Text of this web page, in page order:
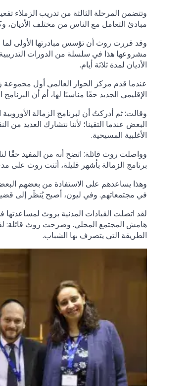
وتتضمن المرحلة الثالثة من تدريب الزملاء
مبادئ التعامل مع الناس من مختلف الأديان،
وقد قررت روث أن تؤسس مبادرتها الأولى لما
مشروعها هذا في سلسلة من الدورات
الأديان لمدة ثلاثة أيام.
الإقليمي الجديد حقًا مناسبًا لها، أم أن
وقالت: ثم أدركتُ أن لبرنامج الزمالة
البعض عندما التقينا؛ لأننا نتشارك العديد من
الأغلبية المسيحية.
وواصلت روث قائلة: اتضح أنه من المفيد حقًا
برنامج الزمالة بأشهر قليلة، أثنت روث على
وهذا يساعدهم على الاستفادة من بعضهم
في مجتمعاتهم. وفي ليون، أصبح يُنظَر إلى
لقد اتصلت القيادات المدنية بروث
هامش المجتمع المحلي. وصرحت روث قائلة:
الطريقة التي يتصرف بها الشباب.